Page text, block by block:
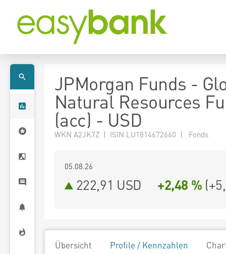
JPMorgan Funds -
Natural Resources
(acc) - USD
WKN A2JK7Z | ISIN LU1814672660 | Fonds
05.08.26
222,91 USD +2,48 % (
Übersicht Profile / Kennzahlen